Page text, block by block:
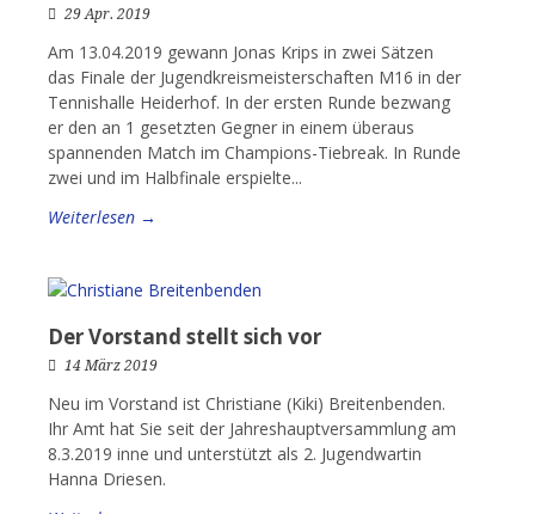
29 Apr. 2019
Am 13.04.2019 gewann Jonas Krips in zwei Sätzen
das Finale der Jugendkreismeisterschaften M16 in der
Tennishalle Heiderhof. In der ersten Runde bezwang
er den an 1 gesetzten Gegner in einem überaus
spannenden Match im Champions-Tiebreak. In Runde
zwei und im Halbfinale erspielte...
Weiterlesen →
Der Vorstand stellt sich vor
14 März 2019
Neu im Vorstand ist Christiane (Kiki) Breitenbenden.
Ihr Amt hat Sie seit der Jahreshauptversammlung am
8.3.2019 inne und unterstützt als 2. Jugendwartin
Hanna Driesen.